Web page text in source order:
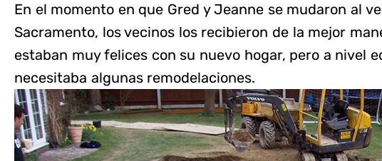
En el momento en que Gred y Jeanne se mudaron al
Sacramento, los vecinos los recibieron de la mejor
estaban muy felices con su nuevo hogar, pero a nivel
necesitaba algunas remodelaciones.